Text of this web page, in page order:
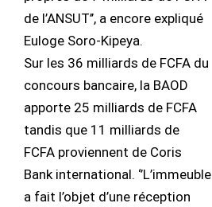
de l’ANSUT’’, a encore expliqué
Euloge Soro-Kipeya.
Sur les 36 milliards de FCFA du
concours bancaire, la BAOD
apporte 25 milliards de FCFA
tandis que 11 milliards de
FCFA proviennent de Coris
Bank international. ‘’L’immeuble
a fait l’objet d’une réception